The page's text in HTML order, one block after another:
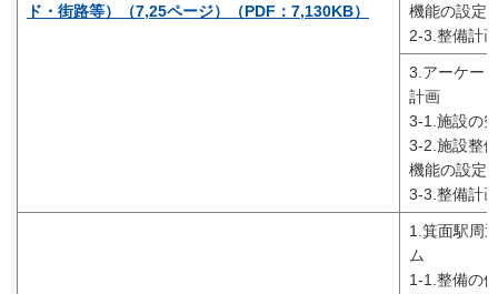
ド・街路等）（7,25ページ）（PDF：7,130KB）
機能の設定
2-3.整備計画
3.アーケー
計画
3-1.施設の
3-2.施設整
機能の設定
3-3.整備計画
1.箕面駅周
ム
1-1.整備の